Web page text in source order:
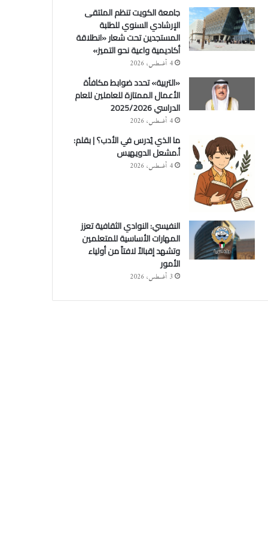
جامعة الكويت تنظم الملتقى
الإرشادي السنوي للطلبة
المستجدين تحت شعار «انطلاقة
أكاديمية واعية نحو التميز»
4 أغسطس، 2026
«التربية» تحدد ضوابط مكافأة
الأعمال الممتازة للعاملين للعام
الدراسي 2025/2026
4 أغسطس، 2026
ما الذي يُدرس في الأدب؟ | بقلم:
أ.مشعل الدويهيس
4 أغسطس، 2026
النفيسي: النوادي الثقافية تعزز
المهارات الأساسية للمتعلمين
وتشهد إقبالاً لافتاً من أولياء
الأمور
3 أغسطس، 2026